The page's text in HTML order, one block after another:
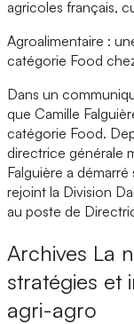
agricoles français,
Agroalimentaire :
catégorie Food
Dans un
que Camille
catégorie Food.
directrice générale
Falguière a
rejoint la Division
au poste de
Archives La
stratégies et
agri-agro